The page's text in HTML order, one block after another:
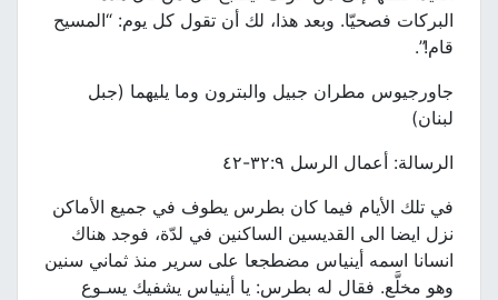
البركات فصحيّا. وبعد هذا، لك أن تقول كل يوم: “المسيح
قام!”.
جاورجيوس مطران جبيل والبترون وما يليهما (جبل
لبنان)
الرسالة: أعمال الرسل ٣٢:٩-٤٢
في تلك الأيام فيما كان بطرس يطوف في جميع الأماكن
نزل ايضا الى القديسين الساكنين في لدّة، فوجد هناك
انسانا اسمه أينياس مضطجعا على سرير منذ ثماني سنين
وهو مخلَّع. فقال له بطرس: يا أينياس يشفيك يسـوع